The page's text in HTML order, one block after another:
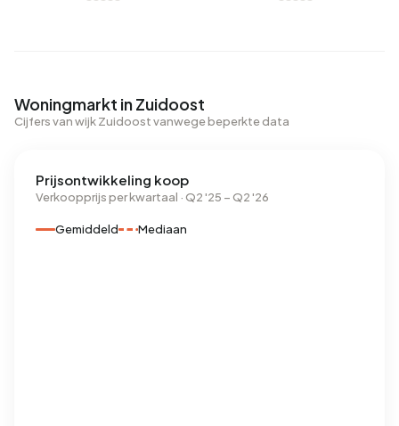
Woningmarkt in Zuidoost
Cijfers van wijk Zuidoost vanwege beperkte data
Prijsontwikkeling koop
Verkoopprijs per kwartaal · Q2 '25 – Q2 '26
Gemiddeld Mediaan